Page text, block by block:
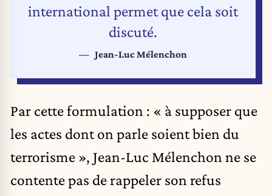
international permet que cela soit
discuté.
Jean-Luc Mélenchon
Par cette formulation : « à supposer que
les actes dont on parle soient bien du
terrorisme », Jean-Luc Mélenchon ne se
contente pas de rappeler son refus